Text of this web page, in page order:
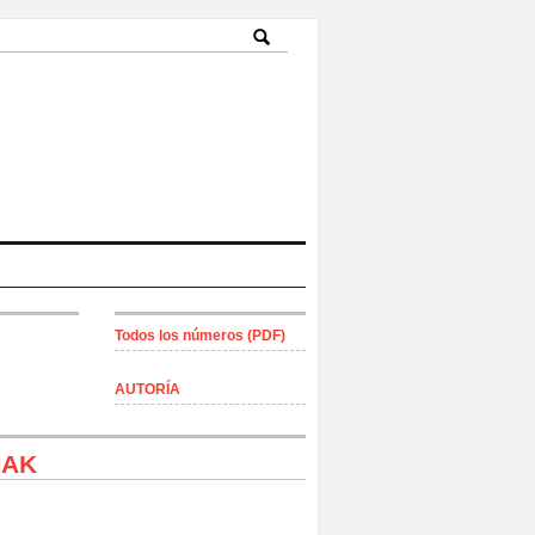
Todos los números (PDF)
AUTORÍA